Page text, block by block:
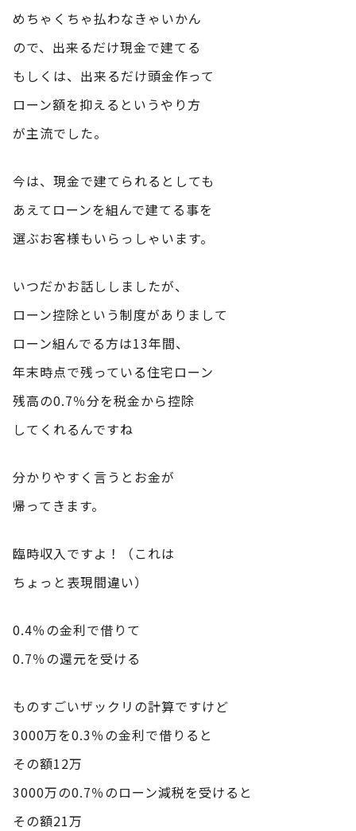
めちゃくちゃ払わなきゃいかん
ので、出来るだけ現金で建てる
もしくは、出来るだけ頭金作って
ローン額を抑えるというやり方
が主流でした。
今は、現金で建てられるとしても
あえてローンを組んで建てる事を
選ぶお客様もいらっしゃいます。
いつだかお話ししましたが、
ローン控除という制度がありまして
ローン組んでる方は13年間、
年末時点で残っている住宅ローン
残高の0.7％分を税金から控除
してくれるんですね
分かりやすく言うとお金が
帰ってきます。
臨時収入ですよ！（これは
ちょっと表現間違い）
0.4％の金利で借りて
0.7％の還元を受ける
ものすごいザックリの計算ですけど
3000万を0.3％の金利で借りると
その額12万
3000万の0.7％のローン減税を受けると
その額21万